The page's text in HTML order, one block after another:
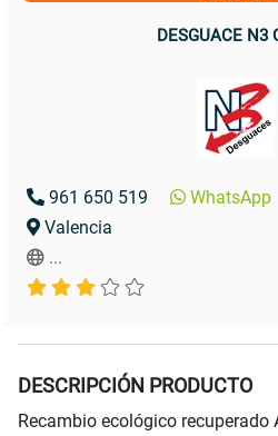
DESGUACE N3
961 650 519
WhatsApp
Valencia
...
DESCRIPCIÓN PRODUCTO
Recambio ecológico recuperado